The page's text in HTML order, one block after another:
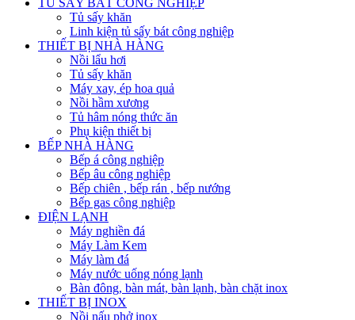
Tủ sấy khăn
Linh kiện tủ sấy bát công nghiệp
THIẾT BỊ NHÀ HÀNG
Nồi lẩu hơi
Tủ sấy khăn
Máy xay, ép hoa quả
Nồi hầm xương
Tủ hâm nóng thức ăn
Phụ kiện thiết bị
BẾP NHÀ HÀNG
Bếp á công nghiệp
Bếp âu công nghiệp
Bếp chiên , bếp rán , bếp nướng
Bếp gas công nghiệp
ĐIỆN LẠNH
Máy nghiền đá
Máy Làm Kem
Máy làm đá
Máy nước uống nóng lạnh
Bàn đông, bàn mát, bàn lạnh, bàn chặt inox
THIẾT BỊ INOX
Nồi nấu phở inox